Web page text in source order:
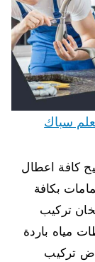
افضل معلم سباك
كافة اعطال
بكافة
تركيب
مياه باردة
تركيب